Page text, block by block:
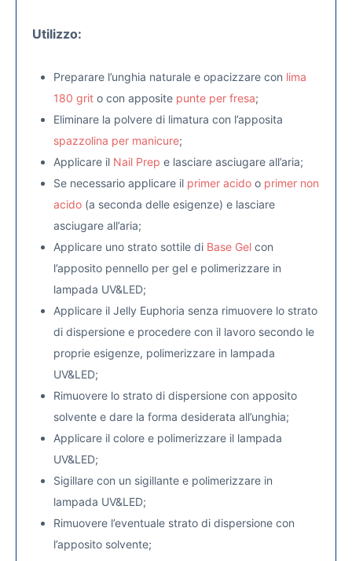
Utilizzo:
Preparare l’unghia naturale e opacizzare con lima
180 grit o con apposite punte per fresa;
Eliminare la polvere di limatura con l’apposita
spazzolina per manicure;
Applicare il Nail Prep e lasciare asciugare all’aria;
Se necessario applicare il primer acido o primer non
acido (a seconda delle esigenze) e lasciare
asciugare all’aria;
Applicare uno strato sottile di Base Gel con
l’apposito pennello per gel e polimerizzare in
lampada UV&LED;
Applicare il Jelly Euphoria senza rimuovere lo strato
di dispersione e procedere con il lavoro secondo le
proprie esigenze, polimerizzare in lampada
UV&LED;
Rimuovere lo strato di dispersione con apposito
solvente e dare la forma desiderata all’unghia;
Applicare il colore e polimerizzare il lampada
UV&LED;
Sigillare con un sigillante e polimerizzare in
lampada UV&LED;
Rimuovere l’eventuale strato di dispersione con
l’apposito solvente;